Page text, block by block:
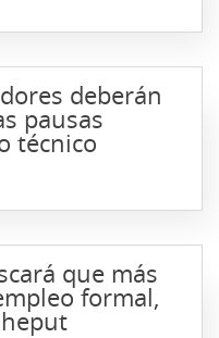
deberán
pausas
técnico
que más
formal,